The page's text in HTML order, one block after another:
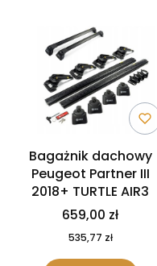
Bagażnik dachowy
Peugeot Partner III
2018+ TURTLE AIR3
659,00 zł
535,77 zł